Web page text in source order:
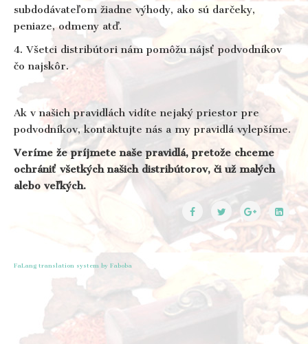
subdodávateľom žiadne výhody, ako sú darčeky,
peniaze, odmeny atď.
4. Všetci distribútori nám pomôžu nájsť podvodníkov
čo najskôr.
Ak v našich pravidlách vidíte nejaký priestor pre
podvodníkov, kontaktujte nás a my pravidlá vylepšíme.
Veríme že príjmete naše pravidlá, pretože chceme
ochrániť všetkých našich distribútorov, či už malých
alebo veľkých.
FaLang translation system by Faboba